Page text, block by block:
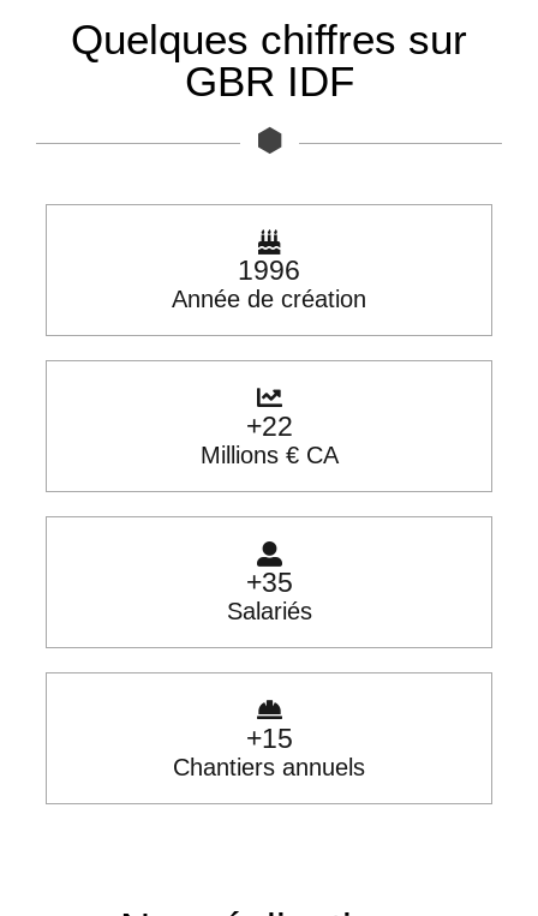
Quelques chiffres sur
GBR IDF
1996
Année de création
+22
Millions € CA
+35
Salariés
+15
Chantiers annuels